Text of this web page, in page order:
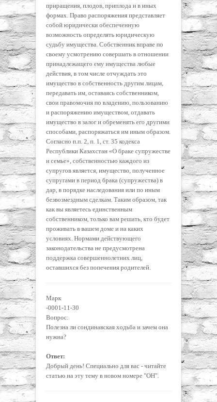
приращения, плодов, приплода и в иных
формах. Право распоряжения представляет
собой юридически обеспеченную
возможность определять юридическую
судьбу имущества. Собственник вправе по
своему усмотрению совершать в отношении
принадлежащего ему имущества любые
действия, в том числе отчуждать это
имущество в собственность другим лицам,
передавать им, оставаясь собственником,
свои правомочия по владению, пользованию
и распоряжению имуществом, отдавать
имущество в залог и обременять его другими
способами, распоряжаться им иным образом.
Согласно п.п. 2, п. 1, ст. 35 кодекса
Республики Казахстан «О браке супружестве
и семье», собственностью каждого из
супругов является, имущество, полученное
супругами в период брака (супружества) в
дар, в порядке наследования или по иным
безвозмездным сделкам. Таким образом, так
как вы являетесь единственным
собственником, только вам решать, кто будет
проживать в вашем доме и на каких
условиях. Нормами действующего
законодательства не предусмотрена
поддержка совершеннолетних лиц,
оставшихся без попечения родителей.
Марк
-0001-11-30
Вопрос:
Полезна ли сондинавская ходьба и зачем она
нужна?
Ответ:
Добрый день! Специально для вас - читайте
статью на эту тему в новом номере "ОН".